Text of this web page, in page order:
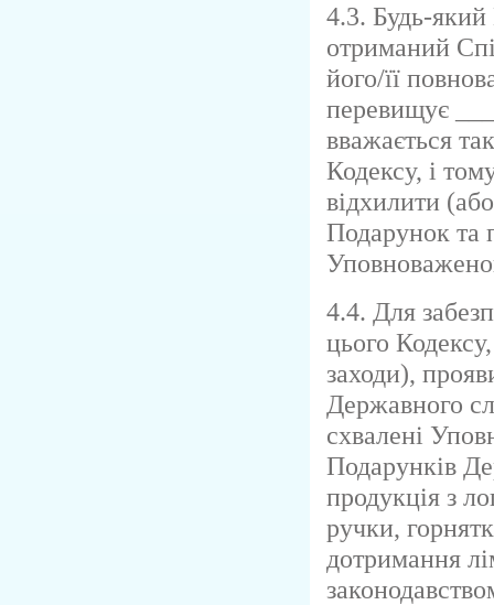
4.3. Будь-який
отриманий
його/її
перевищує
вважається
Кодексу, і
відхилити
Подарунок та
4.4. Для
цього
заходи),
Державного
схвалені
Подарунків
продукція з
ручки,
дотримання